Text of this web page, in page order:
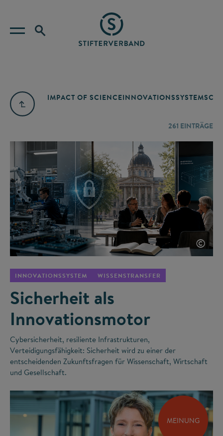
IMPACT OF SCIENCEINNOVATIONSSYSTEM
261 EINTRÄGE
©
INNOVATIONSSYSTEM WISSENSTRANSFER
Sicherheit als
Innovationsmotor
Cybersicherheit, resiliente Infrastrukturen,
Verteidigungsfähigkeit: Sicherheit wird zu einer der
entscheidenden Zukunftsfragen für Wissenschaft, Wirtschaft
und Gesellschaft.
MEINUNG